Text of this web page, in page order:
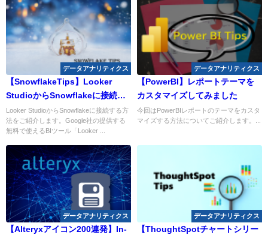
データアナリティクス
【SnowflakeTips】Looker
StudioからSnowflakeに接続す
る
Looker StudioからSnowflakeに接続する方
法をご紹介します。Google社の提供する
無料で使えるBIツール「Looker ...
データアナリティクス
【PowerBI】レポートテーマを
カスタマイズしてみました
今回はPowerBIレポートのテーマをカスタ
マイズする方法についてご紹介します。...
データアナリティクス
【Alteryxアイコン200連発】In-
データアナリティクス
【ThoughtSpotチャートシリー